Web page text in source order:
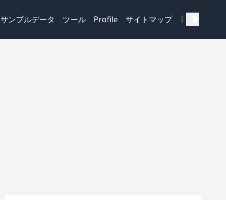
サンプルデータ ツール Profile サイトマップ |